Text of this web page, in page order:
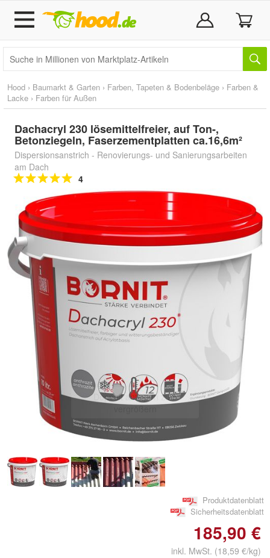
Hood › Baumarkt & Garten › Farben, Tapeten & Bodenbeläge › Farben &
Lacke › Farben für Außen
Dachacryl 230 lösemittelfreier, auf Ton-,
Betonziegeln, Faserzementplatten ca.16,6m²
Dispersionsanstrich - Renovierungs- und Sanierungsarbeiten
am Dach
4
Doppelt antippen zum
vergrößern
Produktdatenblatt
Sicherheitsdatenblatt
185,90 €
inkl. MwSt. (18,59 €/kg)